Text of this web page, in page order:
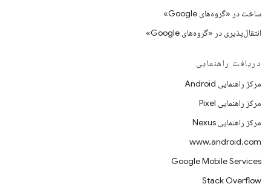
ساخت در «گروه‌های Google»
انتقال‌پذیری در «گروه‌های Google»
دریافت راهنمایی
مرکز راهنمایی Android
مرکز راهنمایی Pixel
مرکز راهنمایی Nexus
www.android.com
Google Mobile Services
Stack Overflow